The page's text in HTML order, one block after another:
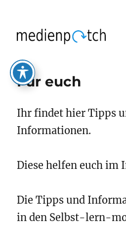
medienpatch
Für euch
Ihr findet hier Tipps
Informationen.
Diese helfen euch im
Die Tipps und
in den Selbst-lern-